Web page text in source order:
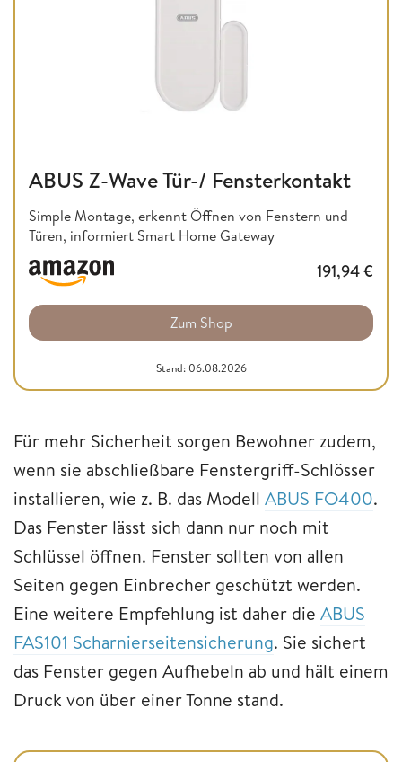
ABUS Z-Wave Tür-/ Fensterkontakt
Simple Montage, erkennt Öffnen von Fenstern und
Türen, informiert Smart Home Gateway
191,94€
Zum Shop
Stand: 06.08.2026
Für mehr Sicherheit sorgen Bewohner zudem,
wenn sie abschließbare Fenstergriff-Schlösser
installieren, wie z. B. das Modell ABUS FO400.
Das Fenster lässt sich dann nur noch mit
Schlüssel öffnen. Fenster sollten von allen
Seiten gegen Einbrecher geschützt werden.
Eine weitere Empfehlung ist daher die ABUS
FAS101 Scharnierseitensicherung. Sie sichert
das Fenster gegen Aufhebeln ab und hält einem
Druck von über einer Tonne stand.